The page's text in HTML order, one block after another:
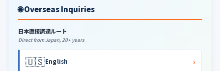
🌐 Overseas Inquiries
日本直接調達ルート
Direct from Japan, 20+ years
🇺🇸English ›